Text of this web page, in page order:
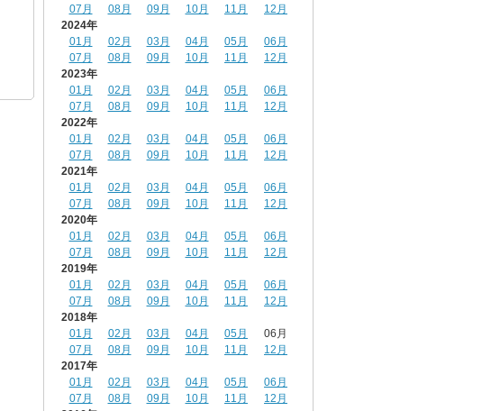
07月
08月 09月 10月 11月
12月
2024年
01月
02月 03月 04月 05月
06月
07月
08月 09月 10月 11月
12月
2023年
01月
02月 03月 04月 05月
06月
07月
08月 09月 10月 11月
12月
2022年
01月
02月 03月 04月 05月
06月
07月
08月 09月 10月 11月
12月
2021年
01月
02月 03月 04月 05月
06月
07月
08月 09月 10月 11月
12月
2020年
01月
02月 03月 04月 05月
06月
07月
08月 09月 10月 11月
12月
2019年
01月
02月 03月 04月 05月
06月
07月
08月 09月 10月 11月
12月
2018年
01月
02月 03月 04月 05月
06月
07月
08月 09月 10月 11月
12月
2017年
01月
02月 03月 04月 05月
06月
07月
08月 09月 10月 11月
12月